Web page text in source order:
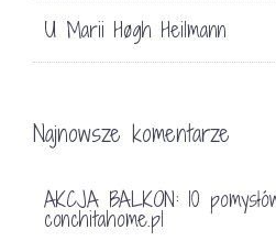
U Marii Høgh Heilmann
Najnowsze komentarze
AKCJA BALKON: 10
conchitahome.pl